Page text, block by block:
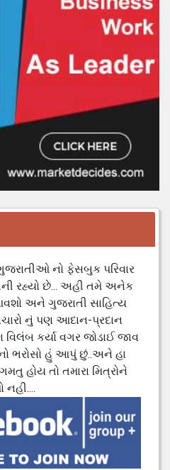
નો ફેસબુક પરિવાર
રહ્યો છે... અહી તમે અનેક
અને ગુજરાતી સાહિત્ય
નું પણ આદાન-પ્રદાન
વિલંબ કર્યા વગર જોડાઈ જાવ
ભરોસો હું આપું છું..અને હા
હોય તો તમારા મિત્રોને